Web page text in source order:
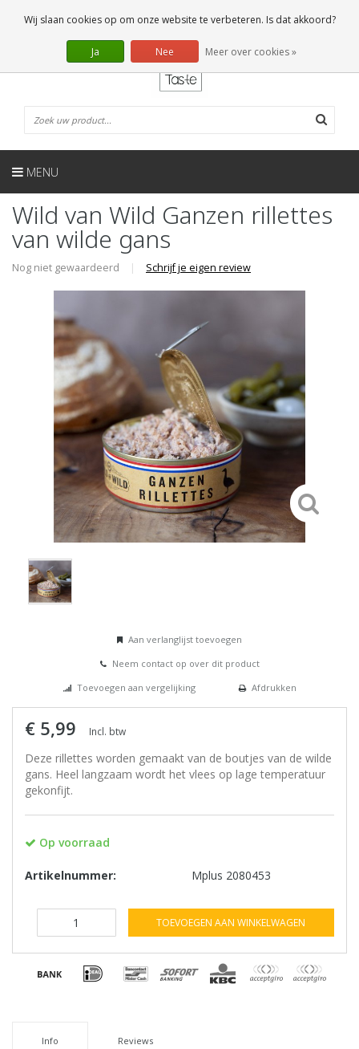
0 Artikelen
NL
MENU
Wild van Wild Ganzen rillettes
van wilde gans
Nog niet gewaardeerd | Schrijf je eigen review
Aan verlanglijst toevoegen
Neem contact op over dit product
Toevoegen aan vergelijking
Afdrukken
€ 5,99 Incl. btw
Deze rillettes worden gemaakt van de boutjes van de wilde
gans. Heel langzaam wordt het vlees op lage temperatuur
gekonfijt.
Op voorraad
Artikelnummer: Mplus 2080453
TOEVOEGEN AAN WINKELWAGEN
Info Reviews
Wij slaan cookies op om onze website te verbeteren. Is dat akkoord?
Ja Nee Meer over cookies »